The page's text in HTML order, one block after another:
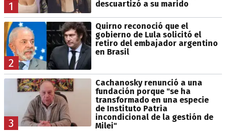
1
descuartizó a su marido
2
Quirno reconoció que el
gobierno de Lula solicitó el
retiro del embajador argentino
en Brasil
3
Cachanosky renunció a una
fundación porque "se ha
transformado en una especie
de Instituto Patria
incondicional de la gestión de
Milei"